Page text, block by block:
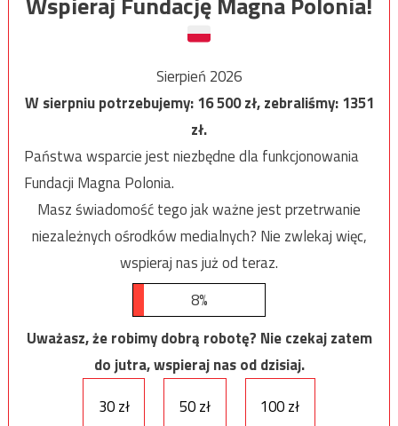
Sierpień 2026
W sierpniu potrzebujemy:16 500zł, zebraliśmy:1351
zł.
Państwa wsparcie jest niezbędne dla funkcjonowania
Fundacji Magna Polonia.
Masz świadomość tego jak ważne jest przetrwanie
niezależnych ośrodków medialnych? Nie zwlekaj więc,
wspieraj nas już od teraz.
8%
Uważasz, że robimy dobrą robotę? Nie czekaj zatem
do jutra, wspieraj nas od dzisiaj.
30 zł
50 zł 100 zł